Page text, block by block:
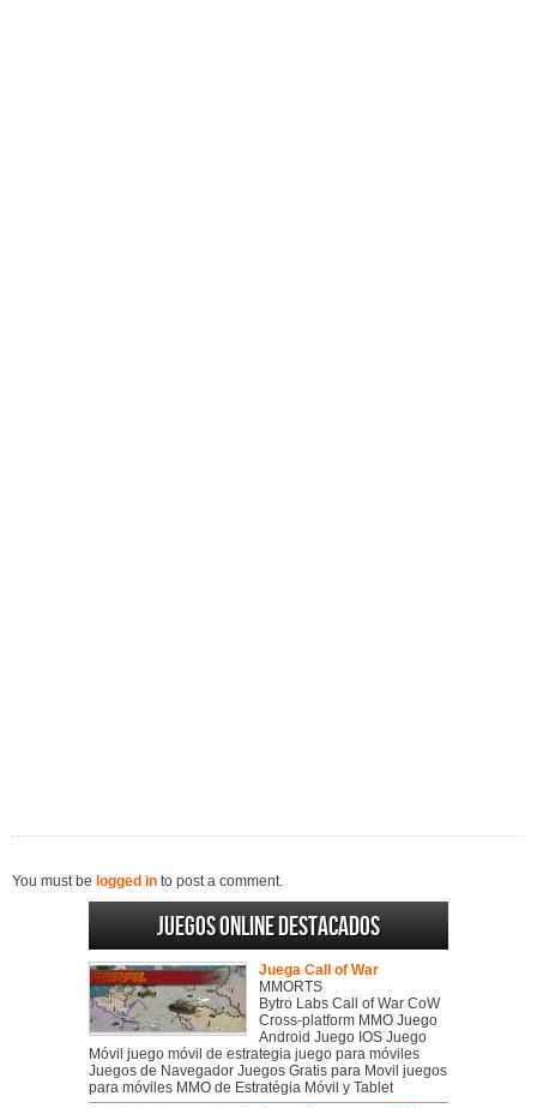
You must be logged in to post a comment.
Juegos online destacados
Juega Call of War
MMORTS
Bytro Labs Call of War CoW
Cross-platform MMO Juego
Android Juego IOS Juego
Móvil juego móvil de estrategia juego para móviles
Juegos de Navegador Juegos Gratis para Movil juegos
para móviles MMO de Estratégia Móvil y Tablet